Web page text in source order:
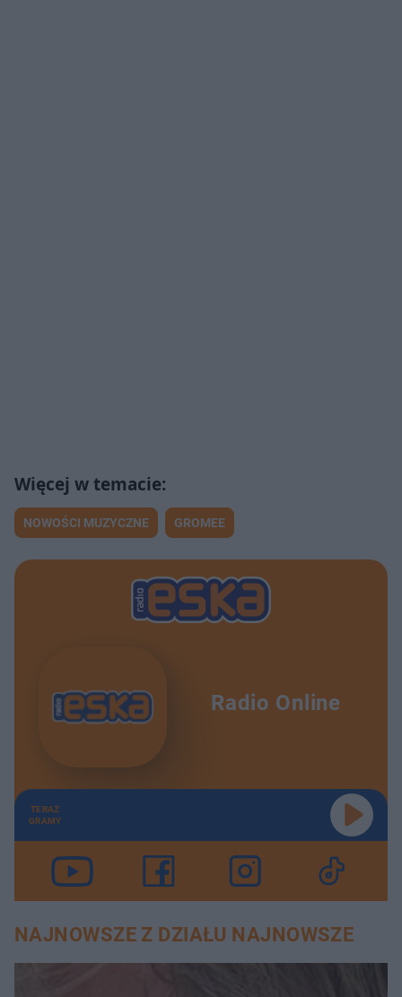
NOWOŚCI MUZYCZNE GROMEE
Radio Online
TERAZ
GRAMY
NAJNOWSZE Z DZIAŁU NAJNOWSZE